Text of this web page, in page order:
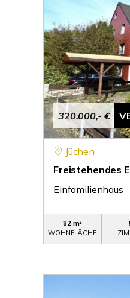
320.000,- €
Jüchen
Freistehendes
Einfamilienhaus
82 m²
WOHNFLÄCHE